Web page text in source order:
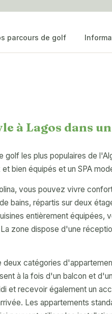
parcours de golf
à Lagos dans
les plus populaires de
bien équipés et un SPA
vous pouvez vivre
bains, répartis sur deux
entièrement
zone dispose d'une
deux catégories
à la fois d'un balcon et
et recevoir également un
Les appartements